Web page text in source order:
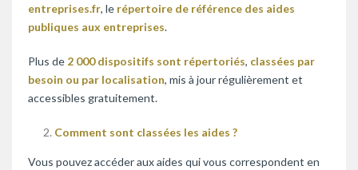
entreprises.fr, le répertoire de référence des aides
publiques aux entreprises.
Plus de 2 000 dispositifs sont répertoriés, classées par
besoin ou par localisation, mis à jour régulièrement et
accessibles gratuitement.
Comment sont classées les aides ?
Vous pouvez accéder aux aides qui vous correspondent en